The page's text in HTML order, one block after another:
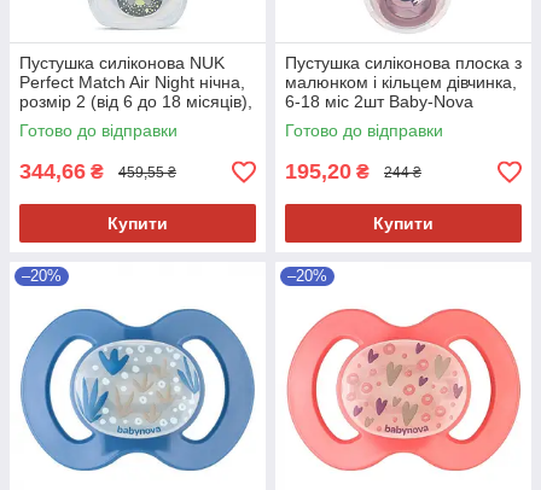
Пустушка силіконова NUK
Perfect Match Air Night нічна,
розмір 2 (від 6 до 18 місяців),
вівця/зірки, 2 шт
Готово до відправки
344,66 ₴ 459,55 ₴
Купити
Пустушка силіконова плоска з
малюнком і кільцем дівчинка,
6-18 міс 2шт Baby-Nova
Готово до відправки
195,20 ₴ 244 ₴
Купити
–20% –20%